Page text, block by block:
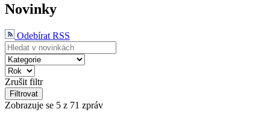
Novinky
Odebírat RSS
Zrušit filtr
Filtrovat
Zobrazuje se 5 z 71 zpráv